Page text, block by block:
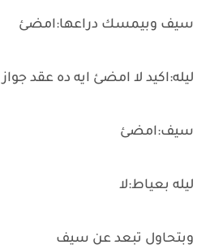
سيف وبيمسك دراعها:امضئ
ليله:اكيد لا امضئ ايه ده عقد جواز
سيف:امضئ
ليله بعياط:لا
وبتحاول تبعد عن سيف